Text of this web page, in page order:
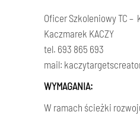
Oficer Szkoleniowy TC –
Kaczmarek KACZY
tel. 693 865 693
mail:
WYMAGANIA:
W ramach ścieżki